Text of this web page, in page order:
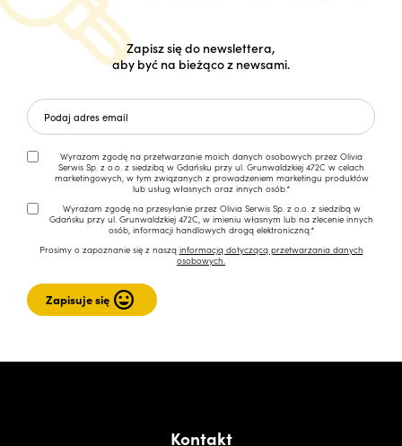
Zapisz się do newslettera,
aby być na bieżąco z newsami.
Wyrażam zgodę na przetwarzanie moich danych osobowych przez Olivia
Serwis Sp. z o.o. z siedzibą w Gdańsku przy ul. Grunwaldzkiej 472C w celach
marketingowych, w tym związanych z prowadzeniem marketingu produktów
lub usług własnych oraz innych osób.*
Wyrażam zgodę na przesyłanie przez Olivia Serwis Sp. z o.o. z siedzibą w
Gdańsku przy ul. Grunwaldzkiej 472C, w imieniu własnym lub na zlecenie innych
osób, informacji handlowych drogą elektroniczną.*
Prosimy o zapoznanie się z naszą informacją dotyczącą przetwarzania danych
osobowych.
Kontakt